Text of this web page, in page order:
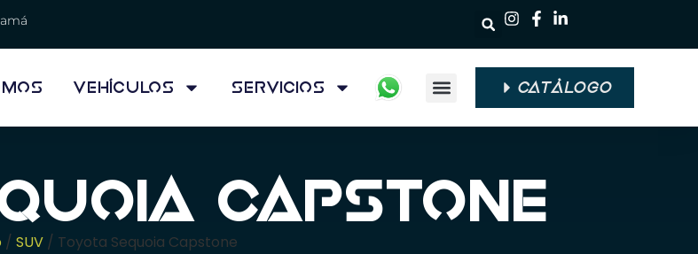
Vehículos Servicios CATÁLOGO
Capstone
/ SUV / Toyota Sequoia Capstone